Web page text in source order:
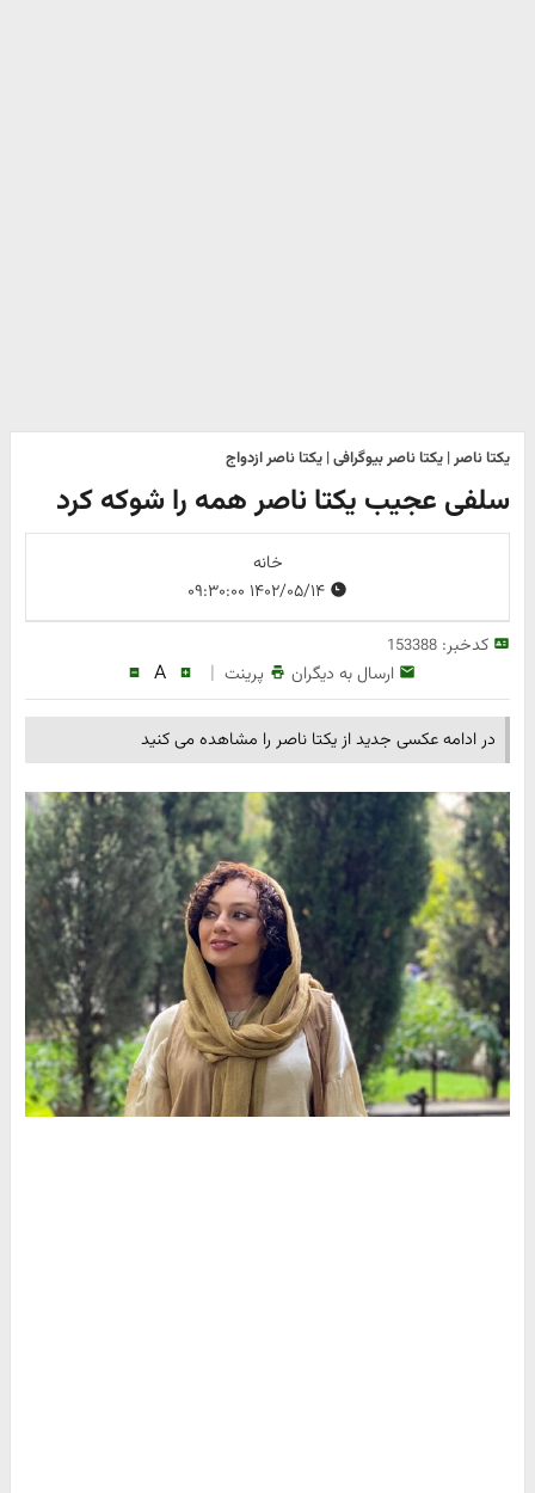
یکتا ناصر | یکتا ناصر بیوگرافی | یکتا ناصر ازدواج
سلفی عجیب یکتا ناصر همه را شوکه کرد
خانه
کدخبر:153388
ارسال به دیگران پرینت |
A
در ادامه عکسی جدید از یکتا ناصر را مشاهده می کنید